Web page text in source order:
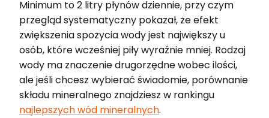
Minimum to 2 litry płynów dziennie, przy czym
przegląd systematyczny pokazał, że efekt
zwiększenia spożycia wody jest największy u
osób, które wcześniej piły wyraźnie mniej. Rodzaj
wody ma znaczenie drugorzędne wobec ilości,
ale jeśli chcesz wybierać świadomie, porównanie
składu mineralnego znajdziesz w rankingu
najlepszych wód mineralnych.